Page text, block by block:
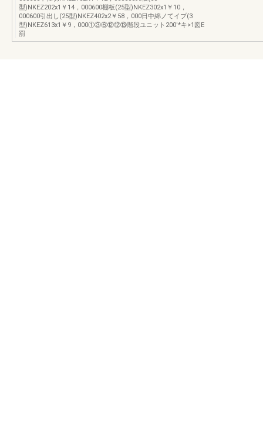
型)NKEZ202x1￥14，000600棚板(25型)NKEZ302x1￥10，
000600引出し(25型)NKEZ402x2￥58，000日中綿ノてイプ(3
型)NKEZ613x1￥9，000①③⑥⑫⑫⑬階段ユニット200'*キ>1図E
罰